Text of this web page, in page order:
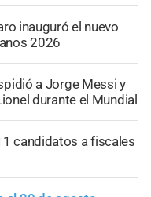
inauguró el nuevo
2026
a Jorge Messi y
durante el Mundial
candidatos a fiscales